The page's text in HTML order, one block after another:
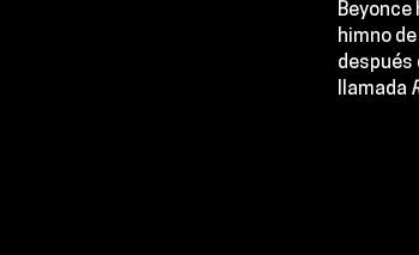
Beyonce
himno
después
llamada